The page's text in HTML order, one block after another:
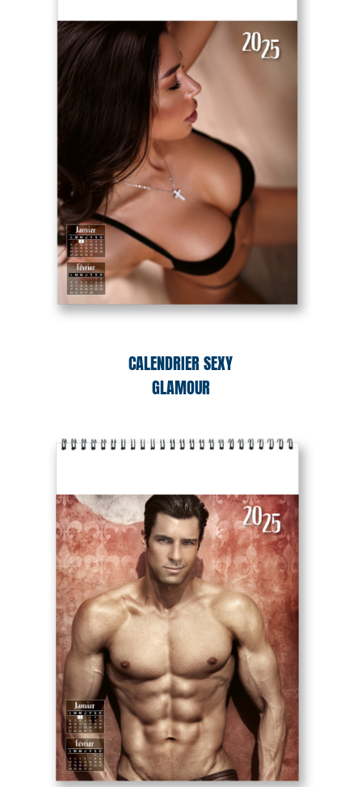
CALENDRIER SEXY
GLAMOUR